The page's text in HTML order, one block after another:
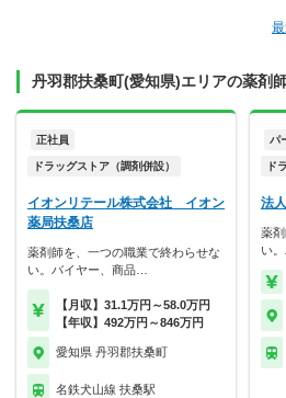
丹羽郡扶桑町(愛知県)エリアの薬剤
正社員
ドラッグストア（調剤併設）
イオンリテール株式会社 イオン
薬局扶桑店
薬剤師を、一つの職業で終わらせな
い。バイヤー、商品…
【月収】31.1万円～58.0万円
【年収】492万円～846万円
愛知県 丹羽郡扶桑町
名鉄犬山線 扶桑駅
パ
ド
法
薬
い